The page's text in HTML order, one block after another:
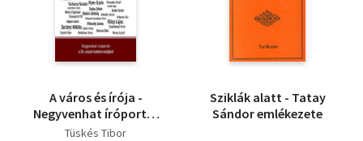
A város és írója -
Negyvenhat íróportré
a 20. század irodalmi
Tüskés Tibor
Sziklák alatt - Tatay
Sándor emlékezete